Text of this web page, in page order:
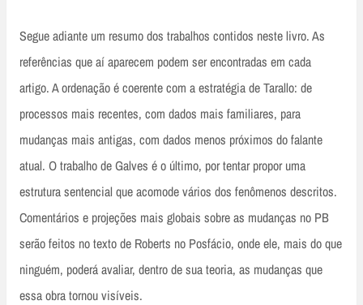
Segue adiante um resumo dos trabalhos contidos neste livro. As
referências que aí aparecem podem ser encontradas em cada
artigo. A ordenação é coerente com a estratégia de Tarallo: de
processos mais recentes, com dados mais familiares, para
mudanças mais antigas, com dados menos próximos do falante
atual. O trabalho de Galves é o último, por tentar propor uma
estrutura sentencial que acomode vários dos fenômenos descritos.
Comentários e projeções mais globais sobre as mudanças no PB
serão feitos no texto de Roberts no Posfácio, onde ele, mais do que
ninguém, poderá avaliar, dentro de sua teoria, as mudanças que
essa obra tornou visíveis.